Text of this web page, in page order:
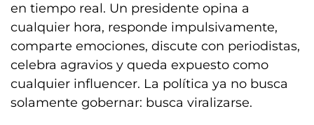
en tiempo real. Un presidente opina a
cualquier hora, responde impulsivamente,
comparte emociones, discute con periodistas,
celebra agravios y queda expuesto como
cualquier influencer. La política ya no busca
solamente gobernar: busca viralizarse.